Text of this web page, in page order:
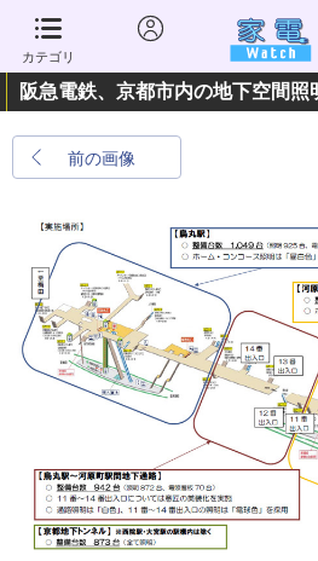
カテゴリ
阪急電鉄、京都市内の地下空間照
前の画像